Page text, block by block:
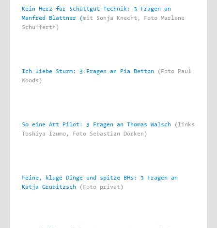
Kein Herz für Schüttgut-Technik: 3 Fragen an
Manfred Blattner (mit Sonja Knecht, Foto Marlene
Schufferth)
Ich liebe Sturm: 3 Fragen an Pia Betton (Foto Paul
Woods)
So eine Art Pilot: 3 Fragen an Thomas Walsch (links
Toshiya Izumo, Foto Sebastian Dörken)
Feine, kluge Dinge und spitze BHs: 3 Fragen an
Katja Grubitzsch (Foto privat)